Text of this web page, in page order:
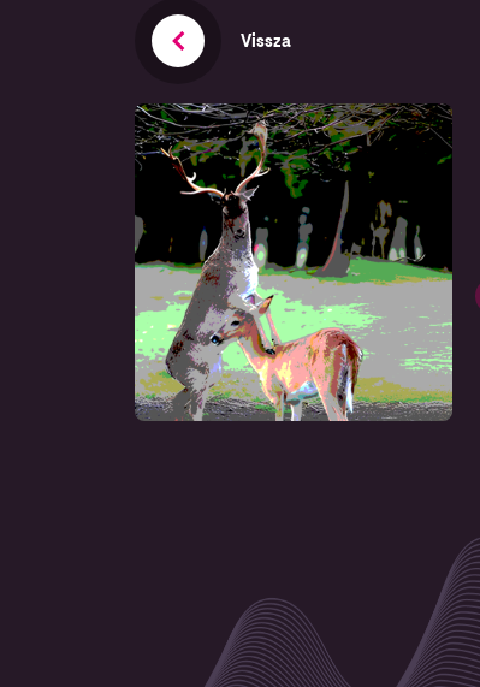
Vissza